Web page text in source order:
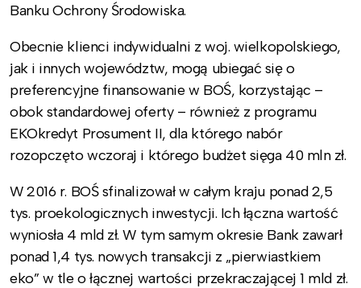
Banku Ochrony Środowiska.
Obecnie klienci indywidualni z woj. wielkopolskiego,
jak i innych województw, mogą ubiegać się o
preferencyjne finansowanie w BOŚ, korzystając –
obok standardowej oferty – również z programu
EKOkredyt Prosument II, dla którego nabór
rozopczęto wczoraj i którego budżet sięga 40 mln zł.
W 2016 r. BOŚ sfinalizował w całym kraju ponad 2,5
tys. proekologicznych inwestycji. Ich łączna wartość
wyniosła 4 mld zł. W tym samym okresie Bank zawarł
ponad 1,4 tys. nowych transakcji z „pierwiastkiem
eko” w tle o łącznej wartości przekraczającej 1 mld zł.